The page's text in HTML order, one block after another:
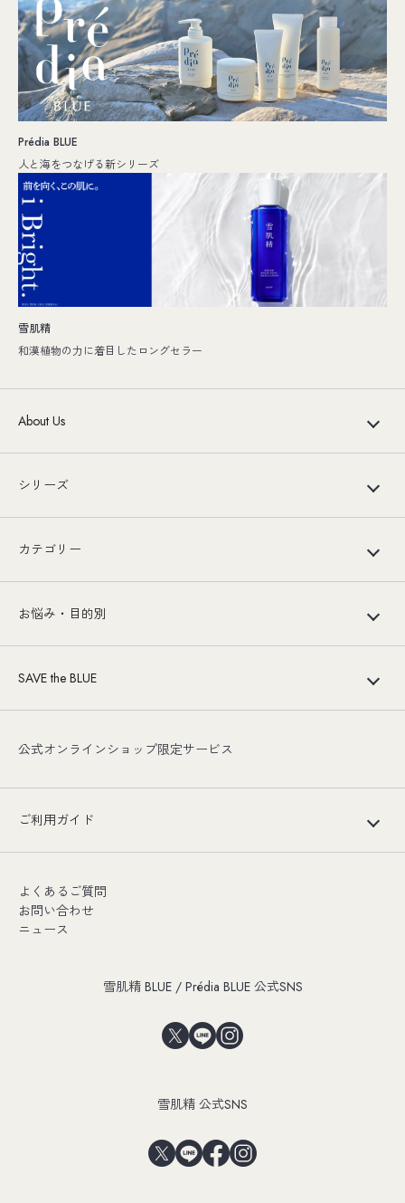
Prédia BLUE
人と海をつなげる新シリーズ
雪肌精
和漢植物の力に着目したロングセラー
About Us
シリーズ
カテゴリー
お悩み・目的別
SAVE the BLUE
公式オンラインショップ限定サービス
ご利用ガイド
よくあるご質問
お問い合わせ
ニュース
雪肌精 BLUE / Prédia BLUE 公式SNS
雪肌精 公式SNS